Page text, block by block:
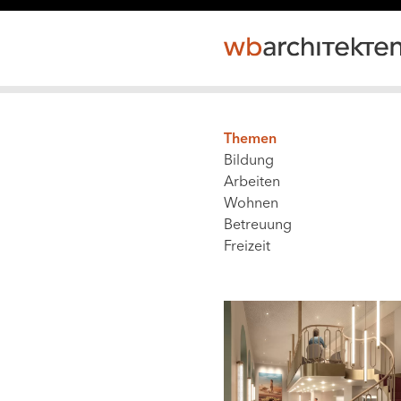
Direkt
Main
navigation
|
Content,
Level
(active,
not
extended
Themen
Bildung
Arbeiten
Wohnen
Betreuung
Freizeit